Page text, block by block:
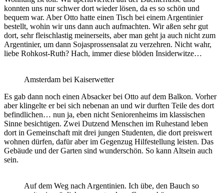
konnten uns nur schwer dort wieder lösen, da es so schön und
bequem war. Aber Otto hatte einen Tisch bei einem Argentinier
bestellt, wohin wir uns dann auch aufmachten. Wir aßen sehr gut
dort, sehr fleischlastig meinerseits, aber man geht ja auch nicht zum
Argentinier, um dann Sojasprossensalat zu verzehren. Nicht wahr,
liebe Rohkost-Ruth? Hach, immer diese blöden Insiderwitze…
Amsterdam bei Kaiserwetter
Es gab dann noch einen Absacker bei Otto auf dem Balkon. Vorher
aber klingelte er bei sich nebenan an und wir durften Teile des dort
befindlichen… nun ja, eben nicht Seniorenheims im klassischen
Sinne besichtigen. Zwei Dutzend Menschen im Ruhestand leben
dort in Gemeinschaft mit drei jungen Studenten, die dort preiswert
wohnen dürfen, dafür aber im Gegenzug Hilfestellung leisten. Das
Gebäude und der Garten sind wunderschön. So kann Altsein auch
sein.
Auf dem Weg nach Argentinien. Ich übe, den Bauch so